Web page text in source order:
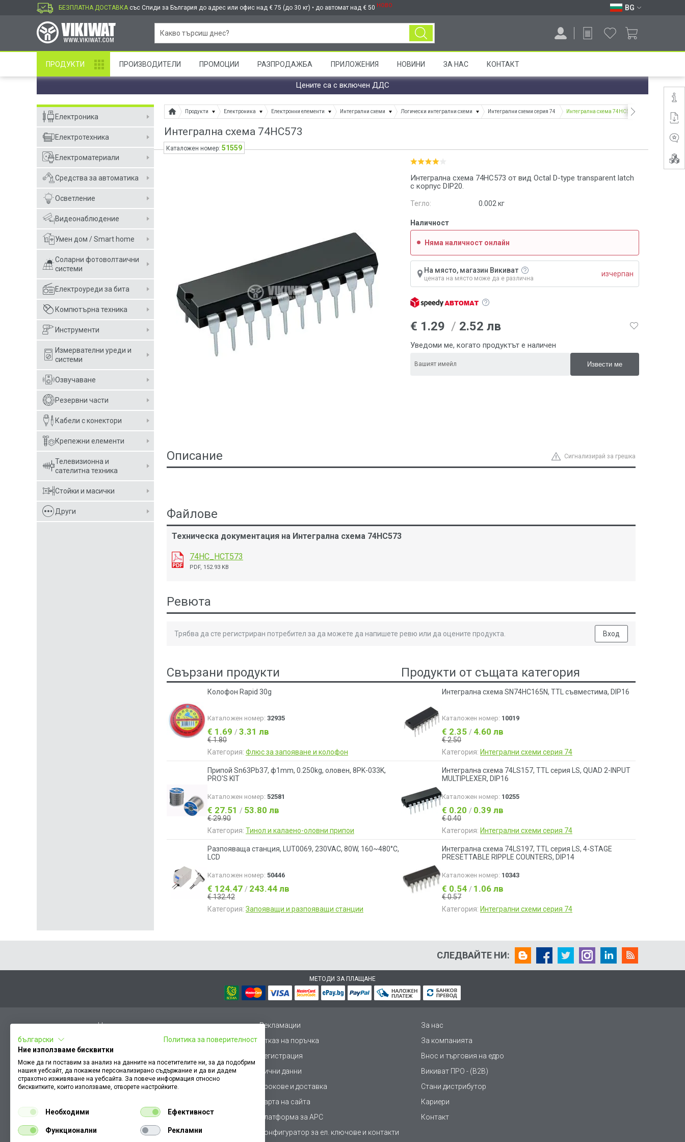
БЕЗПЛАТНА ДОСТАВКА със Спиди за България до адрес или офис над € 75 (до 30 кг) • до автомат над € 50 НОВО BG
ПРОДУКТИ ПРОИЗВОДИТЕЛИ ПРОМОЦИИ РАЗПРОДАЖБА ПРИЛОЖЕНИЯ НОВИНИ ЗА НАС КОНТАКТ
Цените са с включен ДДС
Електроника
Електротехника
Електроматериали
Средства за автоматика
Осветление
Видеонаблюдение
Умен дом / Smart home
Соларни фотоволтаични
системи
Електроуреди за бита
Компютърна техника
Инструменти
Измервателни уреди и
системи
Озвучаване
Резервни части
Кабели с конектори
Крепежни елементи
Телевизионна и
сателитна техника
Стойки и масички
Други
Продукти Електроника Електронни елементи Интегрални схеми Логически интегрални схеми Интегрални схеми серия 74 Интегрална схема 74HC573
Интегрална схема 74HC573
Интегрална схема 74HC573 от вид Octal D-type transparent latch
с корпус DIP20.
Тегло: 0.002 кг
Наличност
Няма наличност онлайн
На място, магазин Викиват
цената на място може да е различна
изчерпан
€ 1.29 / 2.52 лв
Уведоми ме, когато продуктът е наличен
Каталожен номер: 51559
Сигнализирай за грешка
Описание
Файлове
Техническа документация на Интегрална схема 74HC573
74HC_HCT573
PDF, 152.93 KB
Ревюта
Трябва да сте регистриран потребител за да можете да напишете ревю или да оцените продукта. Вход
Свързани продукти
Колофон Rapid 30g
Каталожен номер: 32935
€ 1.69 / 3.31 лв
€ 1.80
Категория: Флюс за запояване и колофон
Припой Sn63Pb37, ф1mm, 0.250kg, оловен, 8PK-033K,
PRO'S KIT
Каталожен номер: 52581
€ 27.51 / 53.80 лв
€ 29.90
Категория: Тинол и калаено-оловни припои
Разпояваща станция, LUT0069, 230VAC, 80W, 160~480°C,
LCD
Каталожен номер: 50446
€ 124.47 / 243.44 лв
€ 132.42
Категория: Запояващи и разпояващи станции
Продукти от същата категория
Интегрална схема SN74HC165N, TTL съвместима, DIP16
Каталожен номер: 10019
€ 2.35 / 4.60 лв
€ 2.50
Категория: Интегрални схеми серия 74
Интегрална схема 74LS157, TTL серия LS, QUAD 2-INPUT
MULTIPLEXER, DIP16
Каталожен номер: 10255
€ 0.20 / 0.39 лв
€ 0.40
Категория: Интегрални схеми серия 74
Интегрална схема 74LS197, TTL серия LS, 4-STAGE
PRESETTABLE RIPPLE COUNTERS, DIP14
Каталожен номер: 10343
€ 0.54 / 1.06 лв
€ 0.57
Категория: Интегрални схеми серия 74
СЛЕДВАЙТЕ НИ:
МЕТОДИ ЗА ПЛАЩАНЕ
Начало Рекламации
За нас
Отказ на поръчка
За компанията
Регистрация
Внос и търговия на едро
Оплакване / похвала
Лични данни
Викиват ПРО - (B2B)
Условия за ползване
Срокове и доставка
Стани дистрибутор
Карта на сайта
Кариери
Как да намеря документ към поръчка
Платформа за AРС
Контакт
Политика за бисквитки
Конфигуратор за ел. ключове и контакти
български
Политика за поверителност
Ние използваме бисквитки
Може да ги поставим за анализ на данните на посетителите ни, за да подобрим
нашия уебсайт, да покажем персонализирано съдържание и да ви дадем
страхотно изживяване на уебсайта. За повече информация относно
бисквитките, които използваме, отворете настройките.
Необходими Ефективност
Функционални Рекламни